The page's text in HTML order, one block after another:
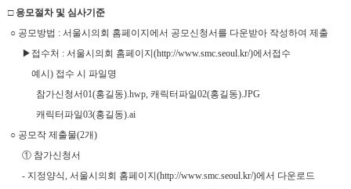
□ 응모절차 및 심사기준
○ 공모방법 : 서울시의회 홈페이지에서 공모신청서를 다운받아 작성하여 제출
▶접수처 : 서울시의회 홈페이지(http://www.smc.seoul.kr/)에서접수
예시) 접수 시 파일명
참가신청서01(홍길동).hwp, 캐릭터파일02(홍길동).JPG
캐릭터파일03(홍길동).ai
○ 공모작 제출물(2개)
① 참가신청서
- 지정양식, 서울시의회 홈페이지(http://www.smc.seoul.kr/)에서 다운로드